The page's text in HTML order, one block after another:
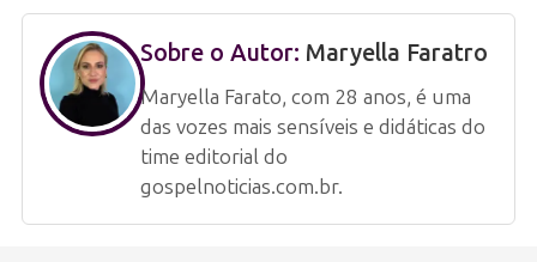
Sobre o Autor: Maryella Faratro
Maryella Farato, com 28 anos, é uma
das vozes mais sensíveis e didáticas do
time editorial do
gospelnoticias.com.br.